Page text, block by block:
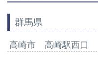
群馬県
高崎市 高崎駅西口